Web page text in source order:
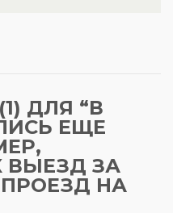
ДЛЯ “В
ЕЩЕ
ЗА
НА